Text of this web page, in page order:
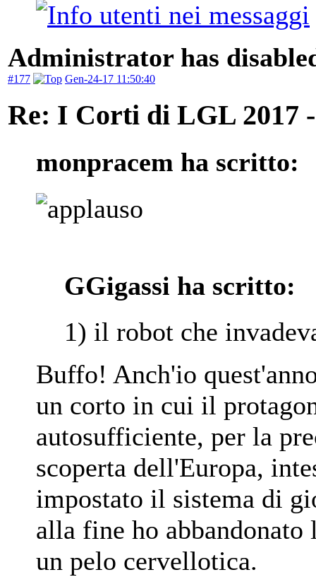
Administrator has
#177 Gen-24-17 11:50:40
Re: I Corti di LGL 2017
monpracem ha scritto:
GGigassi ha scritto:
1) il robot che
Buffo! Anch'io
un corto in cui il
autosufficiente, per la
scoperta dell'Europa,
impostato il sistema di
alla fine ho
un pelo cervellotica.